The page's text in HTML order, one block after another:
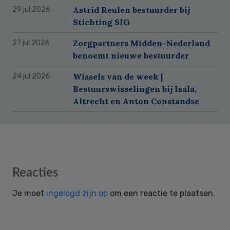
29 jul 2026
Astrid Reulen bestuurder bij
Stichting SIG
27 jul 2026
Zorgpartners Midden-Nederland
benoemt nieuwe bestuurder
24 jul 2026
Wissels van de week |
Bestuurswisselingen bij Isala,
Altrecht en Anton Constandse
Reader
Reacties
Je moet ingelogd zijn op om een reactie te plaatsen.